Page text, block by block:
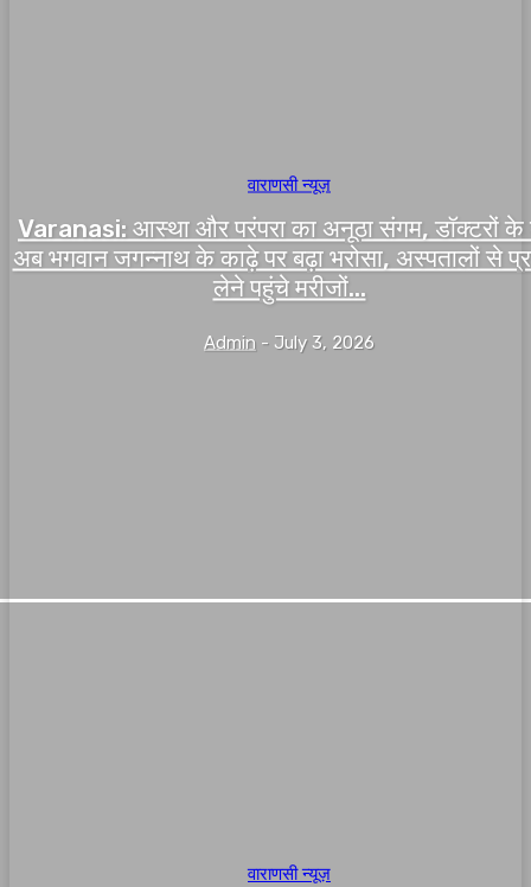
वाराणसी न्यूज़
Varanasi: आस्था और परंपरा का अनूठा संगम, डॉक्टरों के
अब भगवान जगन्नाथ के काढ़े पर बढ़ा भरोसा, अस्पतालों से
लेने पहुंचे मरीजों...
Admin - July 3, 2026
वाराणसी न्यूज़